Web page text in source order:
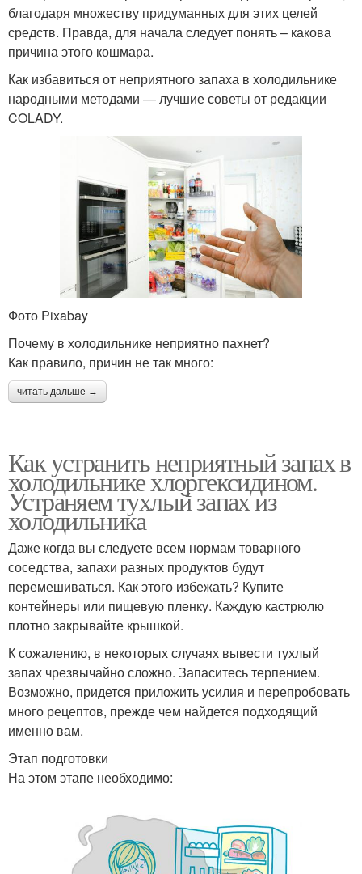
благодаря множеству придуманных для этих целей
средств. Правда, для начала следует понять – какова
причина этого кошмара.
Как избавиться от неприятного запаха в холодильнике
народными методами — лучшие советы от редакции
COLADY.
Фото Pixabay
Почему в холодильнике неприятно пахнет?
Как правило, причин не так много:
читать дальше →
Как устранить неприятный запах в
холодильнике хлоргексидином.
Устраняем тухлый запах из
холодильника
Даже когда вы следуете всем нормам товарного
соседства, запахи разных продуктов будут
перемешиваться. Как этого избежать? Купите
контейнеры или пищевую пленку. Каждую кастрюлю
плотно закрывайте крышкой.
К сожалению, в некоторых случаях вывести тухлый
запах чрезвычайно сложно. Запаситесь терпением.
Возможно, придется приложить усилия и перепробовать
много рецептов, прежде чем найдется подходящий
именно вам.
Этап подготовки
На этом этапе необходимо: